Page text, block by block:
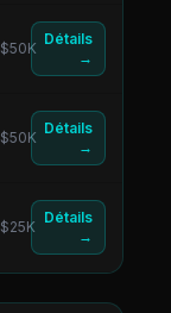
$50K
Détails
→
$50K
Détails
→
$25K
Détails
→